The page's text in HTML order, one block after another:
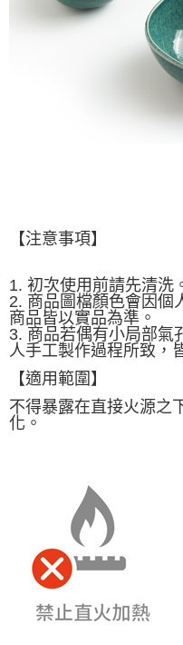
【注意事項】
1. 初次使用前請先清洗
2. 商品圖檔顏色會因個
商品皆以實品為準。
3. 商品若偶有小局部氣
人手工製作過程所致，
【適用範圍】
不得暴露在直接火源之
化。